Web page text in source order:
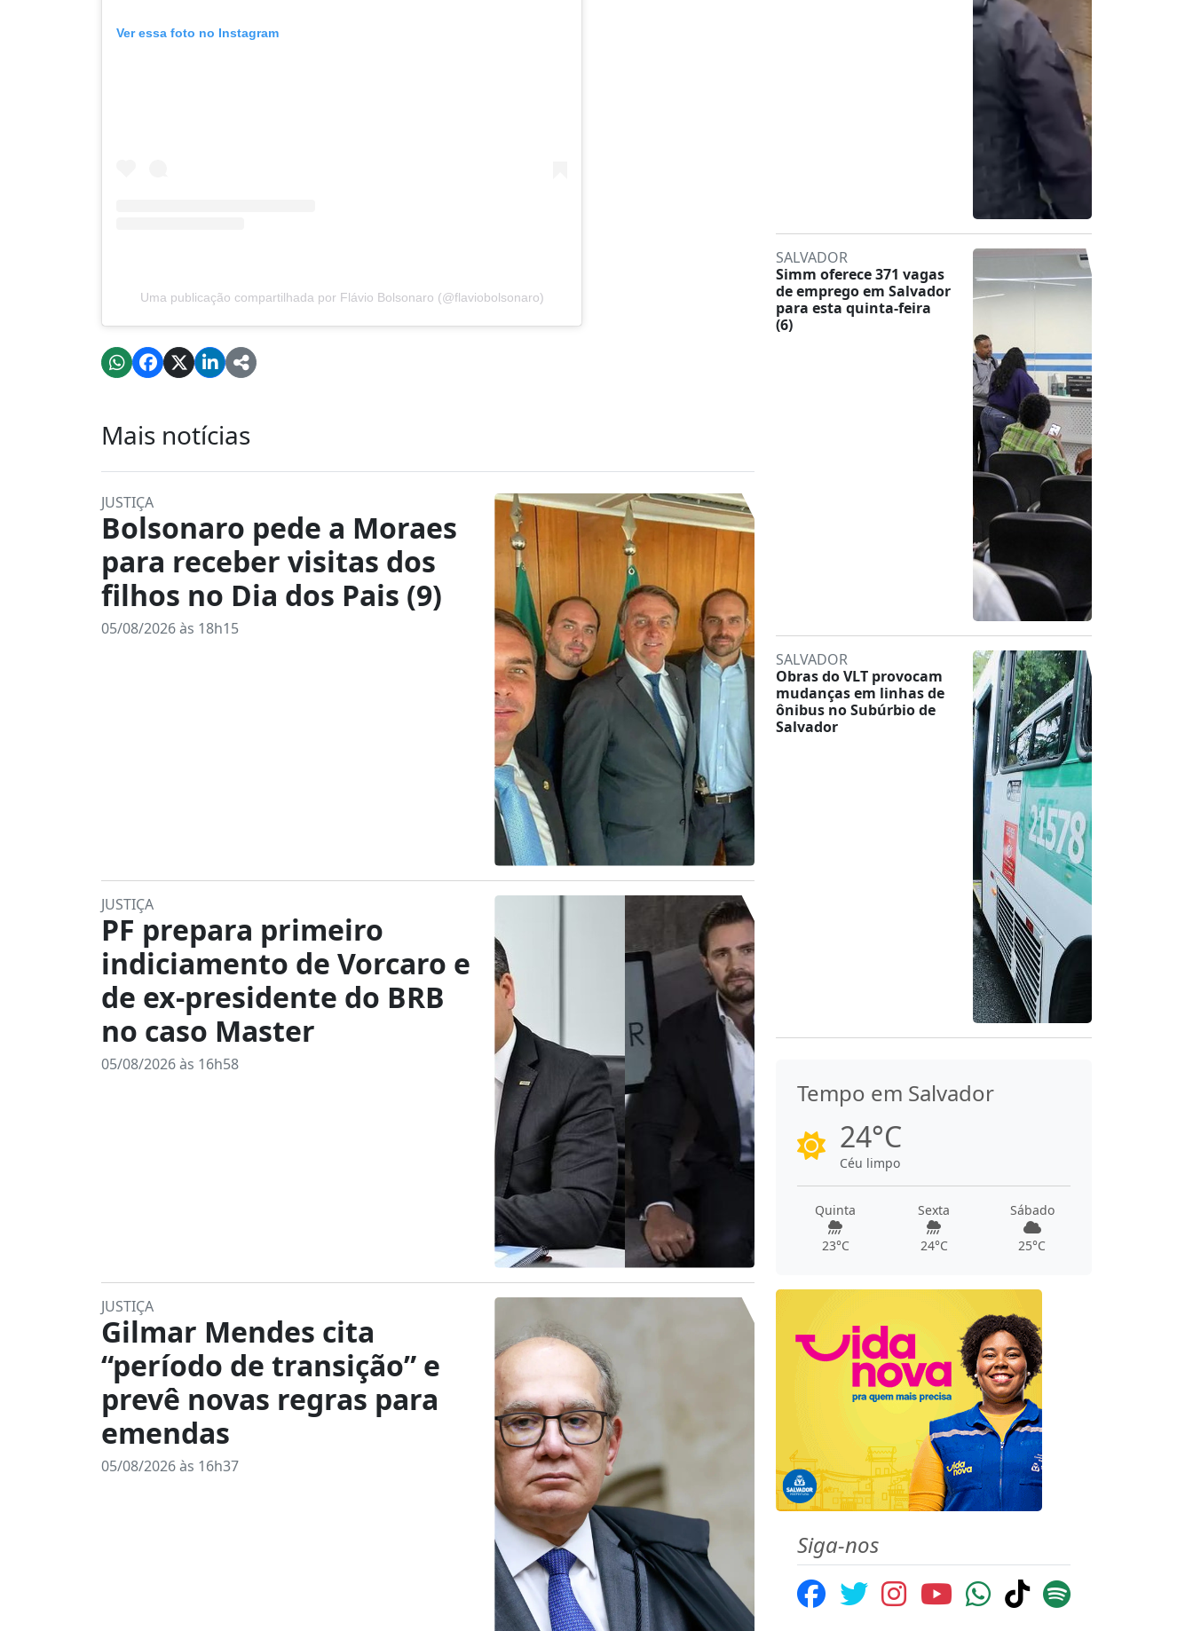
Ver essa foto no Instagram
Uma publicação compartilhada por Flávio Bolsonaro (@flaviobolsonaro)
Mais notícias
JUSTIÇA
Bolsonaro pede a Moraes
para receber visitas dos
filhos no Dia dos Pais (9)
05/08/2026 às 18h15
JUSTIÇA
PF prepara primeiro
indiciamento de Vorcaro e
de ex-presidente do BRB
no caso Master
05/08/2026 às 16h58
JUSTIÇA
Gilmar Mendes cita
“período de transição” e
prevê novas regras para
emendas
05/08/2026 às 16h37
SALVADOR
Simm oferece 371 vagas
de emprego em Salvador
para esta quinta-feira
(6)
SALVADOR
Obras do VLT provocam
mudanças em linhas de
ônibus no Subúrbio de
Salvador
Tempo em Salvador
24°C
Céu limpo
Quinta
23°C
Sexta
24°C
Sábado
25°C
Siga-nos